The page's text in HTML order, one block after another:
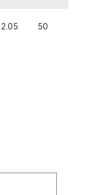
2.05 50